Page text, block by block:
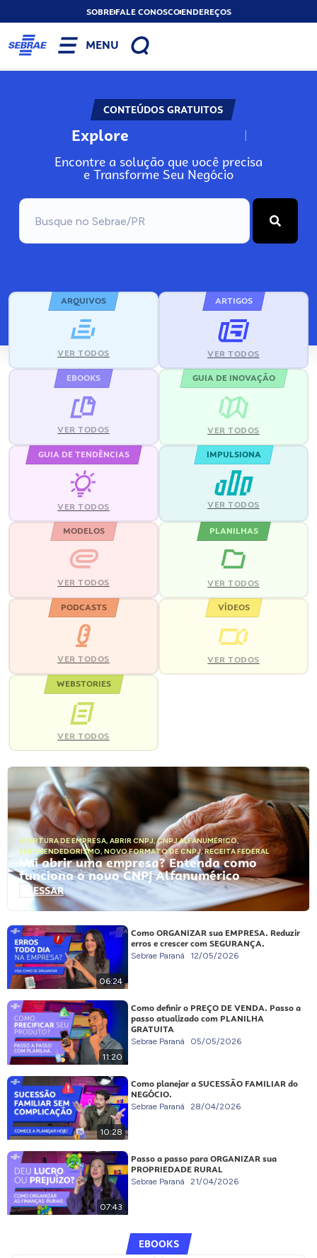
SOBREFALE CONOSCOENDEREÇOS
MENU
CONTEÚDOS GRATUITOS
Explore N
Encontre a solução que você precisa
e Transforme Seu Negócio
ARQUIVOS
VER TODOS
ARTIGOS
VER TODOS
EBOOKS
VER TODOS
GUIA DE INOVAÇÃO
VER TODOS
GUIA DE TENDÊNCIAS
VER TODOS
IMPULSIONA
VER TODOS
MODELOS
VER TODOS
PLANILHAS
VER TODOS
PODCASTS
VER TODOS
VÍDEOS
VER TODOS
WEBSTORIES
VER TODOS
ABERTURA DE EMPRESA, ABRIR CNPJ,CNPJ ALFANUMÉRICO,
EMPREENDEDORISMO, NOVO FORMATO DE CNPJ,RECEITA FEDERAL
Vai abrir uma empresa? Entenda como
funciona o novo CNPJ Alfanumérico
ACESSAR
06:24
Como ORGANIZAR sua EMPRESA. Reduzir
erros e crescer com SEGURANÇA.
Sebrae Paraná 12/05/2026
11:20
Como definir o PREÇO DE VENDA. Passo a
passo atualizado com PLANILHA
GRATUITA
Sebrae Paraná 05/05/2026
10:28
Como planejar a SUCESSÃO FAMILIAR do
NEGÓCIO.
Sebrae Paraná 28/04/2026
07:43
Passo a passo para ORGANIZAR sua
PROPRIEDADE RURAL
Sebrae Paraná 21/04/2026
EBOOKS